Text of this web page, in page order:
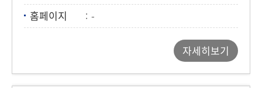
홈페이지
-
자세히보기